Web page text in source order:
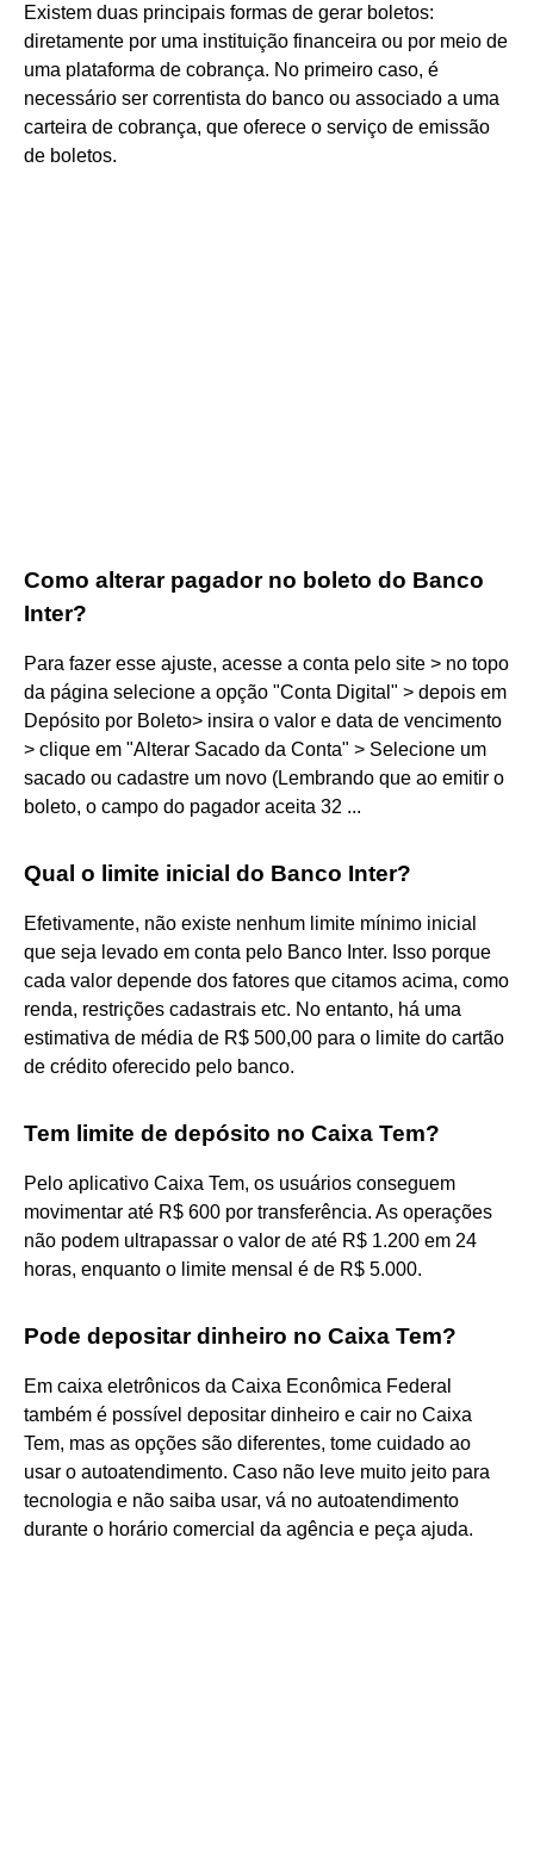
Existem duas principais formas de gerar boletos:
diretamente por uma instituição financeira ou por meio de
uma plataforma de cobrança. No primeiro caso, é
necessário ser correntista do banco ou associado a uma
carteira de cobrança, que oferece o serviço de emissão
de boletos.
Como alterar pagador no boleto do Banco
Inter?
Para fazer esse ajuste, acesse a conta pelo site > no topo
da página selecione a opção "Conta Digital" > depois em
Depósito por Boleto> insira o valor e data de vencimento
> clique em "Alterar Sacado da Conta" > Selecione um
sacado ou cadastre um novo (Lembrando que ao emitir o
boleto, o campo do pagador aceita 32 ...
Qual o limite inicial do Banco Inter?
Efetivamente, não existe nenhum limite mínimo inicial
que seja levado em conta pelo Banco Inter. Isso porque
cada valor depende dos fatores que citamos acima, como
renda, restrições cadastrais etc. No entanto, há uma
estimativa de média de R$ 500,00 para o limite do cartão
de crédito oferecido pelo banco.
Tem limite de depósito no Caixa Tem?
Pelo aplicativo Caixa Tem, os usuários conseguem
movimentar até R$ 600 por transferência. As operações
não podem ultrapassar o valor de até R$ 1.200 em 24
horas, enquanto o limite mensal é de R$ 5.000.
Pode depositar dinheiro no Caixa Tem?
Em caixa eletrônicos da Caixa Econômica Federal
também é possível depositar dinheiro e cair no Caixa
Tem, mas as opções são diferentes, tome cuidado ao
usar o autoatendimento. Caso não leve muito jeito para
tecnologia e não saiba usar, vá no autoatendimento
durante o horário comercial da agência e peça ajuda.